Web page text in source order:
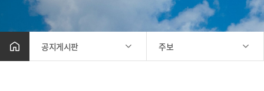
공지게시판 주보